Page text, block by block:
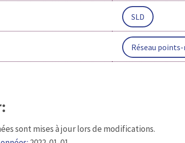
SLD
Réseau
sont mises à jour lors de modifications.